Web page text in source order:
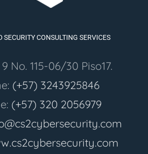
SECURITY CONSULTING SERVICES
No. 115-06/30 Piso17.
(+57) 3243925846
(+57) 320 2056979